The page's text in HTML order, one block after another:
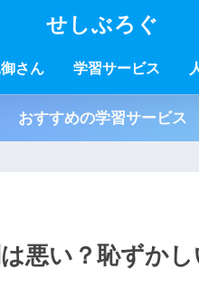
せしぶろぐ
さん 学習サービス
おすすめの学習サービス
悪い？恥ずかし